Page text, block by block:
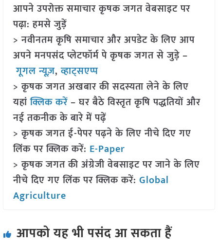
आपने उपरोक्त समाचार कृषक जगत वेबसाइट पर
पढ़ा: हमसे जुड़ें
> नवीनतम कृषि समाचार और अपडेट के लिए आप
अपने मनपसंद प्लेटफॉर्म पे कृषक जगत से जुड़े –
गूगल न्यूज़,व्हाट्सएप्प
> कृषक जगत अखबार की सदस्यता लेने के लिए
यहांक्लिक करें– घर बैठे विस्तृत कृषि पद्धतियों और
नई तकनीक के बारे में पढ़ें
> कृषक जगत ई-पेपर पढ़ने के लिए नीचे दिए गए
लिंक पर क्लिक करें: E-Paper
> कृषक जगत की अंग्रेजी वेबसाइट पर जाने के लिए
नीचे दिए गए लिंक पर क्लिक करें: Global
Agriculture
आपको यह भी पसंद आ सकता हैं